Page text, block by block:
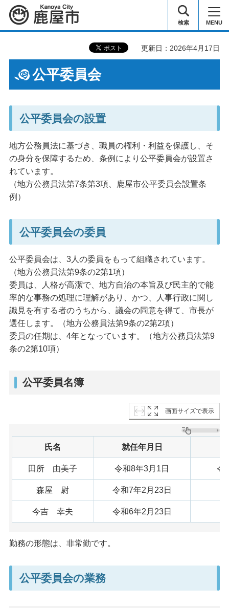
鹿屋市 検索 MENU
更新日：2026年4月17日
公平委員会
公平委員会の設置
地方公務員法に基づき、職員の権利・利益を保護し、そ
の身分を保障するため、条例により公平委員会が設置さ
れています。
（地方公務員法第7条第3項、鹿屋市公平委員会設置条
例）
公平委員会の委員
公平委員会は、3人の委員をもって組織されています。
（地方公務員法第9条の2第1項）
委員は、人格が高潔で、地方自治の本旨及び民主的で能
率的な事務の処理に理解があり、かつ、人事行政に関し
識見を有する者のうちから、議会の同意を得て、市長が
選任します。（地方公務員法第9条の2第2項）
委員の任期は、4年となっています。（地方公務員法第9
条の2第10項）
公平委員名簿
画面サイズで表示
氏名 就任年月日
田所 由美子 令和8年3月1日 令
森屋 尉 令和7年2月23日
今吉 幸夫 令和6年2月23日
勤務の形態は、非常勤です。
公平委員会の業務